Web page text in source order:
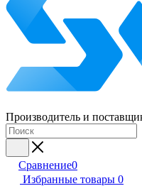
Производитель и
Сравнение0
Избранные товары 0